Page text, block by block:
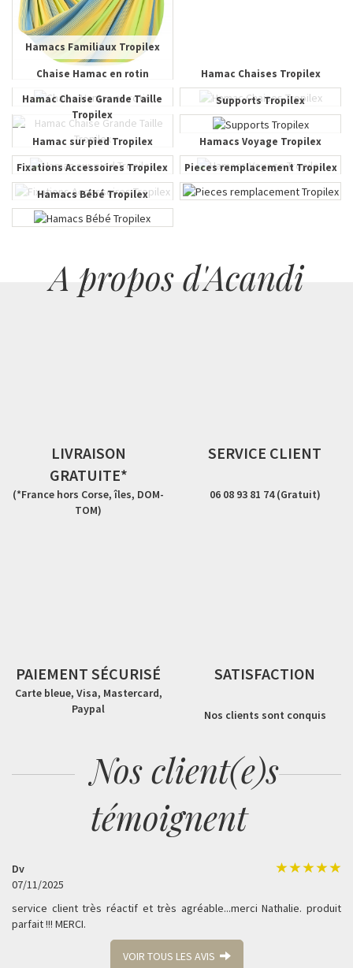
Hamacs Familiaux Tropilex
Chaise Hamac en rotin
Hamac Chaises Tropilex
Hamac Chaise Grande Taille
Tropilex
Supports Tropilex
Hamac sur pied Tropilex
Hamacs Voyage Tropilex
Fixations Accessoires Tropilex
Pieces remplacement Tropilex
Hamacs Bébé Tropilex
A propos d'Acandi
LIVRAISON
GRATUITE*
(*France hors Corse, îles, DOM-
TOM)
SERVICE CLIENT
06 08 93 81 74 (Gratuit)
PAIEMENT SÉCURISÉ
Carte bleue, Visa, Mastercard,
Paypal
SATISFACTION
Nos clients sont conquis
Nos client(e)s
témoignent
Dv
07/11/2025
service client très réactif et très agréable...merci Nathalie. produit
parfait !!! MERCI.
VOIR TOUS LES AVIS